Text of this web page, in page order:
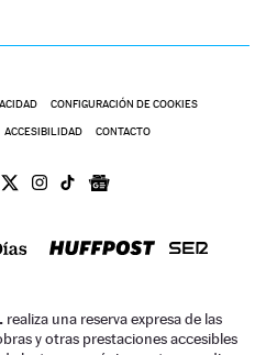
CONFIGURACIÓN DE COOKIES
ACCESIBILIDAD CONTACTO
realiza una reserva expresa de las
y otras prestaciones accesibles